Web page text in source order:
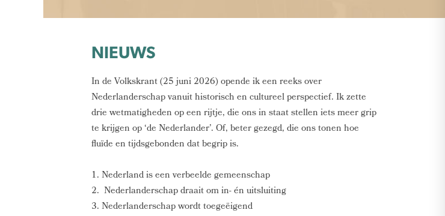
NIEUWS
In de Volkskrant (25 juni 2026) opende ik een reeks over
Nederlanderschap vanuit historisch en cultureel perspectief. Ik zette
drie wetmatigheden op een rijtje, die ons in staat stellen iets meer grip
te krijgen op ‘de Nederlander’. Of, beter gezegd, die ons tonen hoe
fluïde en tijdsgebonden dat begrip is.
1. Nederland is een verbeelde gemeenschap
2. Nederlanderschap draait om in- én uitsluiting
3. Nederlanderschap wordt toegeëigend